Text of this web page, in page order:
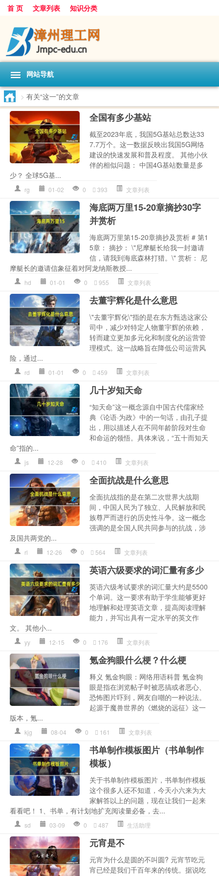
首 页 文章列表 知识分类
网站导航
> 有关“这一”的文章
全国有多少基站
截至2023年底，我国5G基站总数达33
7.7万个。这一数据反映出我国5G网络
建设的快速发展和普及程度。 其他小伙
伴的相似问题： 中国4G基站数量是多
少？ 全球5G基...
rg 01-02 0 393 文章列表
海底两万里15-20章摘抄30字
并赏析
海底两万里第15-20章摘抄及赏析 # 第1
5章： 摘抄： \"尼摩艇长给我一封邀请
信，请我到海底森林打猎。\" 赏析： 尼
摩艇长的邀请信象征着对阿龙纳斯教授...
hd 01-01 0 955 文章列表
去董宇辉化是什么意思
\"去董宇辉化\"指的是在东方甄选这家公
司中，减少对特定人物董宇辉的依赖，
转而建立更加多元化和制度化的运营管
理模式。这一战略旨在降低公司运营风
险，通过...
rd 01-01 0 459 文章列表
几十岁知天命
“知天命”这一概念源自中国古代儒家经
典《论语·为政》中的一句话，由孔子提
出，用以描述人在不同年龄阶段对生命
和命运的领悟。具体来说，“五十而知天
命”指的...
js 12-28 0 410 文章列表
全面抗战是什么意思
全面抗战指的是在第二次世界大战期
间，中国人民为了独立、人民解放和民
族尊严而进行的历史性斗争。这一概念
强调的是全国人民共同参与的抗战，涉
及国共两党的...
rl 12-26 0 564 文章列表
英语六级要求的词汇量有多少
英语六级考试要求的词汇量大约是5500
个单词。这一要求有助于学生能够更好
地理解和处理英语文章，提高阅读理解
能力，并写出具有一定水平的英文作
文。 其他小...
yy 12-15 0 176 文章列表
氪金狗眼什么梗？什么梗
释义 氪金狗眼：网络用语科普 氪金狗
眼是指在浏览帖子时被恶搞或者恶心、
恐怖图片吓到，网友自嘲的一种说法。
起源于魔兽世界的《燃烧的远征》这一
版本，氪...
kjg 08-04 0 161 文章列表
书单制作模板图片（书单制作
模板）
关于书单制作模板图片，书单制作模板
这个很多人还不知道，今天小六来为大
家解答以上的问题，现在让我们一起来
看看吧！ 1、书单，有计划地扩充阅读量必备，去...
sd 03-09 0 487 生活助理
元宵是不
元宵为什么是圆的不叫圆? 元宵节吃元
宵已经是我们千百年来的传统。据说吃